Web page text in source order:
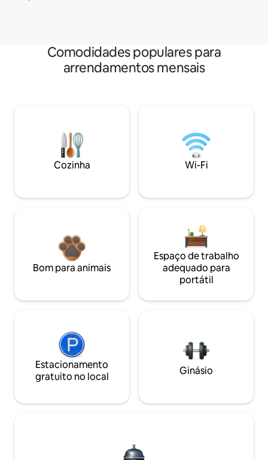
Comodidades populares para
arrendamentos mensais
Cozinha Wi-Fi
Bom para animais
Espaço de trabalho
adequado para
portátil
Estacionamento
gratuito no local
Ginásio